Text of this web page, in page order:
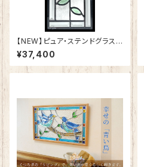
【NEW】ピュア・ステンドグラスS
H-K19
¥37,400